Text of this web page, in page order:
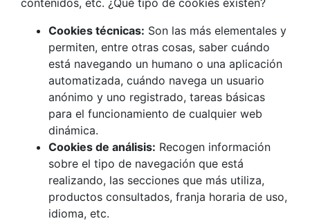
Cookies técnicas: Son las más elementales y
permiten, entre otras cosas, saber cuándo
está navegando un humano o una aplicación
automatizada, cuándo navega un usuario
anónimo y uno registrado, tareas básicas
para el funcionamiento de cualquier web
dinámica.
Cookies de análisis: Recogen información
sobre el tipo de navegación que está
realizando, las secciones que más utiliza,
productos consultados, franja horaria de uso,
idioma, etc.